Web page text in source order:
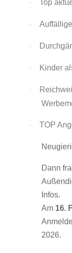
· Top
·
·
· Kinder
·
· TOP
Dann
Infos.
Am 16.
2026.